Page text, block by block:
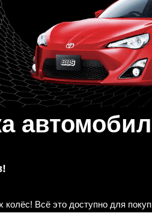
Всё это доступно для